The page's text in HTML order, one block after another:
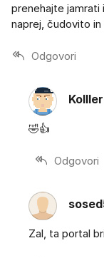
prenehajte
naprej, čudovito
Odgovori
🤣👍
Odgovori
Zal, ta portal